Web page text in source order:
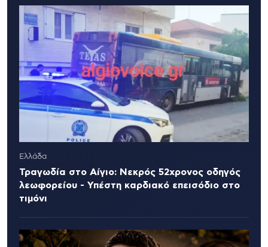
Ελλάδα
Τραγωδία στο Αίγιο: Νεκρός 52χρονος οδηγός
λεωφορείου - Υπέστη καρδιακό επεισόδιο στο
τιμόνι